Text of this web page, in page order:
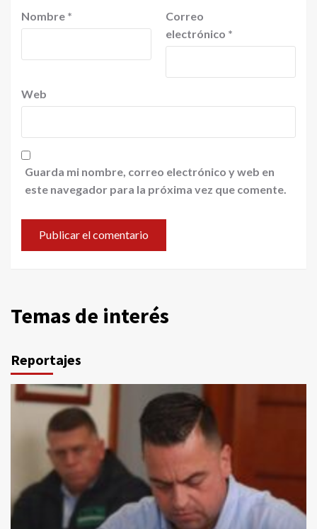
Nombre *
Correo
electrónico *
Web
Guarda mi nombre, correo electrónico y web en
este navegador para la próxima vez que comente.
Temas de interés
Reportajes